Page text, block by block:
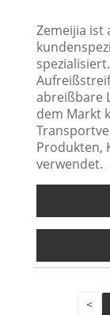
Zemeijia ist
abreißbare
dem Markt
Produkten,
verwendet.
<